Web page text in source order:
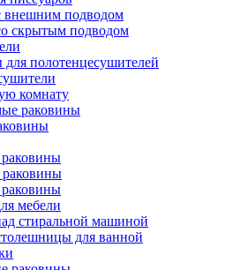
внешним подводом
скрытым подводом
для полотенцесушителей
комнату
раковины
мебели
стиральной машиной
для ванной